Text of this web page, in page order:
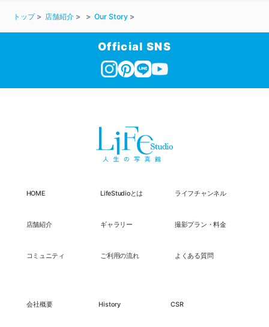
トップ 店舗紹介 Our Story
Official SNS
HOME LifeStudioとは ライフチャンネル
店舗紹介 ギャラリー 撮影プラン・料金
コミュニティ ご利用の流れ よくある質問
会社概要 History CSR